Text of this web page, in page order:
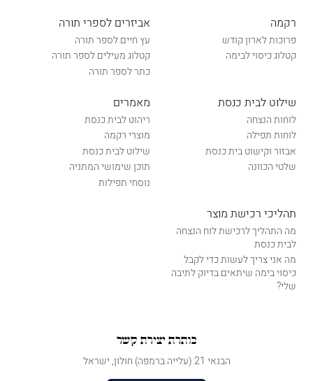
רקמה
פרוכות לארון קודש
קטלוג כיסוי לבימה
אביזרים לספרי תורה
עץ חיים לספר תורה
קטלוג מעילים לספר תורה
כתר לספר תורה
שילוט לבית כנסת
לוחות הנצחה
לוחות תפילה
אבזור וקישוט בית כנסת
שלטי הכוונה
מאמרים
ריהוט לבית כנסת
מוצרי רקמה
שילוט לבית כנסת
תוכן שימושי המתניה
נוסחי תפילות
תהליכי רכישת מוצר
מה התהליך לרכישת לוח הנצחה
לבית כנסת
מה אני צריך לעשות כדי לקבל
כיסוי בימה שיתאים בדיוק לתיבה
שלי?
כותרת יצירת קשר
הבנאי 21 (עלייה ברמפה) חולון, ישראל